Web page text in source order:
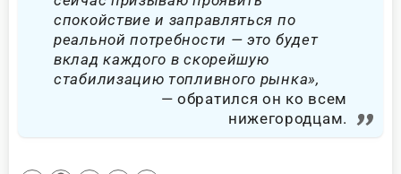
спокойствие и заправляться по
реальной потребности — это будет
вклад каждого в скорейшую
стабилизацию топливного рынка»,
обратился он ко всем
нижегородцам.